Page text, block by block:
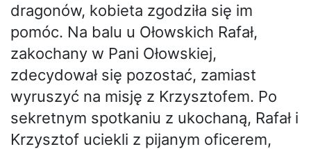
dragonów, kobieta zgodziła się im
pomóc. Na balu u Ołowskich Rafał,
zakochany w Pani Ołowskiej,
zdecydował się pozostać, zamiast
wyruszyć na misję z Krzysztofem. Po
sekretnym spotkaniu z ukochaną, Rafał i
Krzysztof uciekli z pijanym oficerem,